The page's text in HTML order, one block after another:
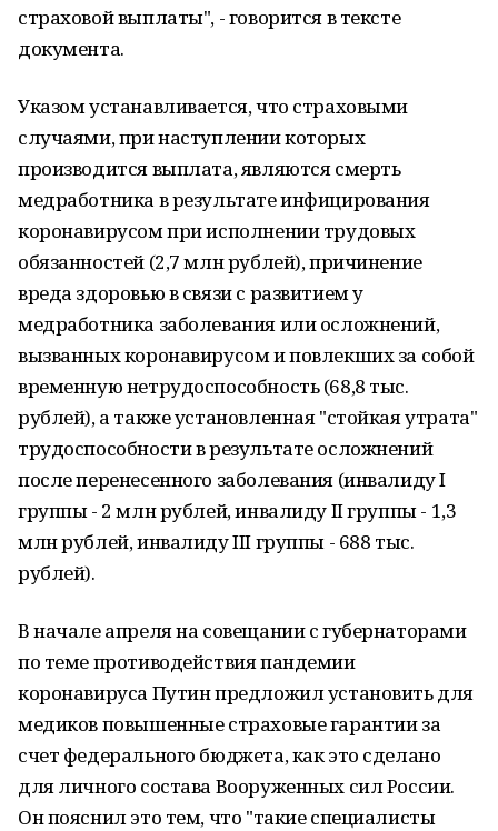
страховой выплаты", - говорится в тексте
документа.
Указом устанавливается, что страховыми
случаями, при наступлении которых
производится выплата, являются смерть
медработника в результате инфицирования
коронавирусом при исполнении трудовых
обязанностей (2,7 млн рублей), причинение
вреда здоровью в связи с развитием у
медработника заболевания или осложнений,
вызванных коронавирусом и повлекших за собой
временную нетрудоспособность (68,8 тыс.
рублей), а также установленная "стойкая утрата"
трудоспособности в результате осложнений
после перенесенного заболевания (инвалиду I
группы - 2 млн рублей, инвалиду II группы - 1,3
млн рублей, инвалиду III группы - 688 тыс.
рублей).
В начале апреля на совещании с губернаторами
по теме противодействия пандемии
коронавируса Путин предложил установить для
медиков повышенные страховые гарантии за
счет федерального бюджета, как это сделано
для личного состава Вооруженных сил России.
Он пояснил это тем, что "такие специалисты